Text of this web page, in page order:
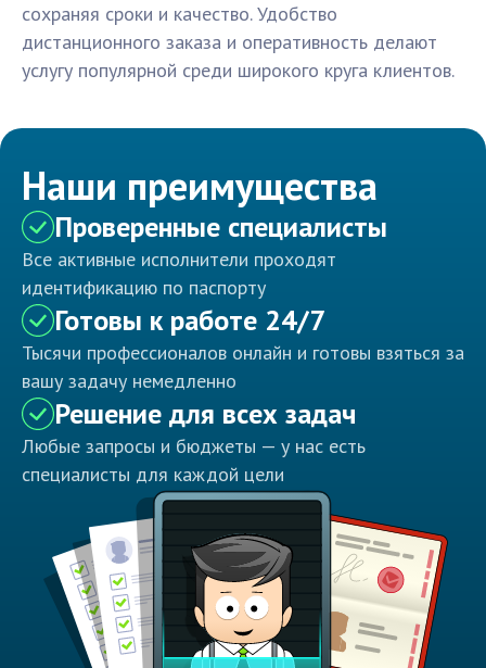
сохраняя сроки и качество. Удобство
дистанционного заказа и оперативность делают
услугу популярной среди широкого круга клиентов.
Наши преимущества
Проверенные специалисты
Все активные исполнители проходят
идентификацию по паспорту
Готовы к работе 24/7
Тысячи профессионалов онлайн и готовы взяться за
вашу задачу немедленно
Решение для всех задач
Любые запросы и бюджеты — у нас есть
специалисты для каждой цели